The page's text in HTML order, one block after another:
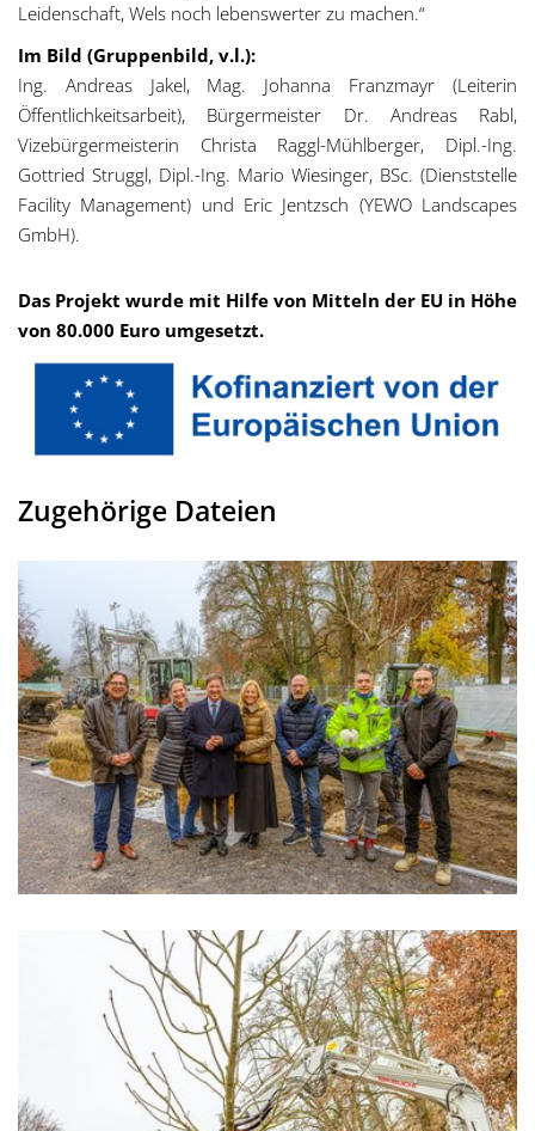
Leidenschaft, Wels noch lebenswerter zu machen.“
Im Bild (Gruppenbild, v.l.):
Ing. Andreas Jakel, Mag. Johanna Franzmayr (Leiterin
Öffentlichkeitsarbeit), Bürgermeister Dr. Andreas Rabl,
Vizebürgermeisterin Christa Raggl-Mühlberger, Dipl.-Ing.
Gottried Struggl, Dipl.-Ing. Mario Wiesinger, BSc. (Dienststelle
Facility Management) und Eric Jentzsch (YEWO Landscapes
GmbH).
Das Projekt wurde mit Hilfe von Mitteln der EU in Höhe
von 80.000 Euro umgesetzt.
Zugehörige Dateien